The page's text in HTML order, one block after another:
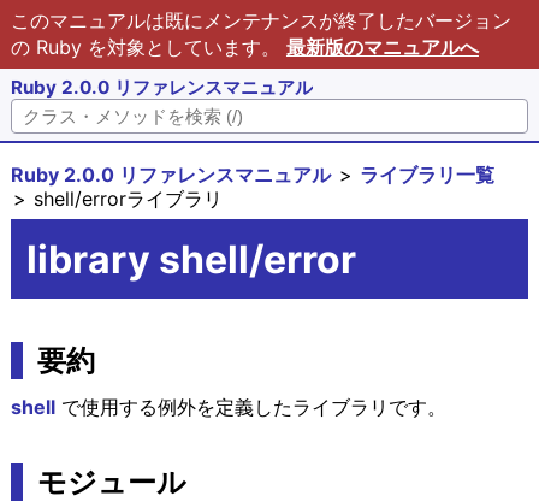
このマニュアルは既にメンテナンスが終了したバージョン
の Ruby を対象としています。 最新版のマニュアルへ
Ruby 2.0.0 リファレンスマニュアル
Ruby 2.0.0 リファレンスマニュアル
ライブラリ一覧
shell/errorライブラリ
library shell/error
要約
shellで使用する例外を定義したライブラリです。
モジュール